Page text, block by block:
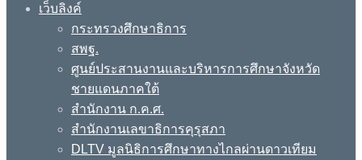
เว็บลิงค์
กระทรวงศึกษาธิการ
สพฐ.
ศูนย์ประสานงานและบริหารการศึกษาจังหวัด
ชายแดนภาคใต้
สำนักงาน ก.ค.ศ.
สำนักงานเลขาธิการคุรุสภา
DLTV มูลนิธิการศึกษาทางไกลผ่านดาวเทียม